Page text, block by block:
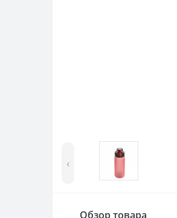
‹
Обзор товара